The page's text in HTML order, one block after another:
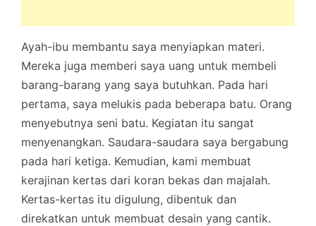
Ayah-ibu membantu saya menyiapkan materi.
Mereka juga memberi saya uang untuk membeli
barang-barang yang saya butuhkan. Pada hari
pertama, saya melukis pada beberapa batu. Orang
menyebutnya seni batu. Kegiatan itu sangat
menyenangkan. Saudara-saudara saya bergabung
pada hari ketiga. Kemudian, kami membuat
kerajinan kertas dari koran bekas dan majalah.
Kertas-kertas itu digulung, dibentuk dan
direkatkan untuk membuat desain yang cantik.